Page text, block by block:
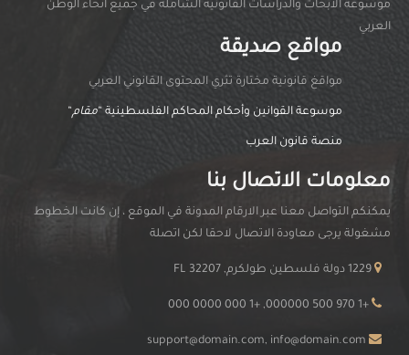
موسوعة الابحاث والدراسات القانونية الشاملة في جميع انحاء الوطن
العربي
مواقع صديقة
مواقغ قانونية مختارة تثري المحتوى القانوني العربي
موسوعة القوانين وأحكام المحاكم الفلسطينية “مقام“
منصة قانون العرب
معلومات الاتصال بنا
يمكنكم التواصل معنا عبر الارقام المدونة في الموقع ، إن كانت الخطوط
مشغولة يرجى معاودة الاتصال لاحقا لكن اتصلة
+1 970 500 000000, +1 000 0000 000